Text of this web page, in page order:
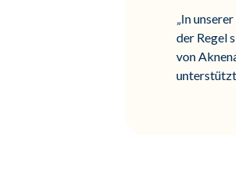
„In
der Regel
von